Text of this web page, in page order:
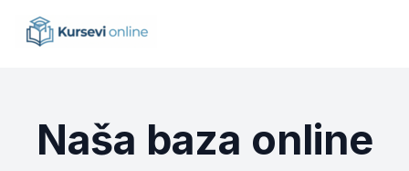
Naša baza online